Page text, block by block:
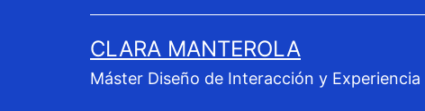
CLARA MANTEROLA
Máster Diseño de Interacción y Experiencia